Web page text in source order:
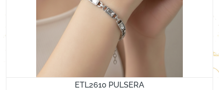
ETL2610 PULSERA